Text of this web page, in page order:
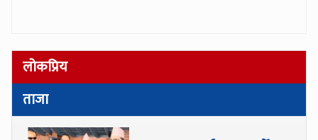
लोकप्रिय
ताजा